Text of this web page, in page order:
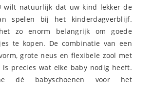
wilt natuurlijk dat uw kind lekker de
spelen bij het kinderdagverblijf.
zo enorm belangrijk om goede
te kopen. De combinatie van een
grote neus en flexibele zool met
precies wat elke baby nodig heeft.
dé babyschoenen voor het